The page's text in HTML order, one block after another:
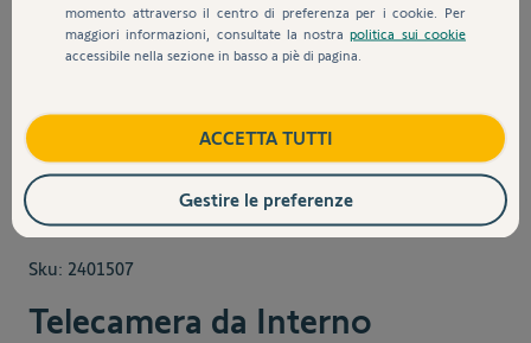
View larger imageView larger imageView larger image
Sku: 2401507
Telecamera da Interno
momento attraverso il centro di preferenza per i cookie. Per
maggiori informazioni, consultate la nostrapolitica sui cookie
accessibile nella sezione in basso a piè di pagina.
ACCETTA TUTTI
Gestire le preferenze